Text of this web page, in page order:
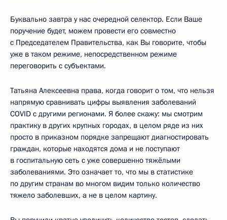
Буквально завтра у нас очередной селектор. Если Ваше
поручение будет, можем провести его совместно
с Председателем Правительства, как Вы говорите, чтобы
уже в таком режиме, непосредственном режиме
переговорить с субъектами.
Татьяна Алексеевна права, когда говорит о том, что нельзя
напрямую сравнивать цифры выявления заболеваний
COVID с другими регионами. Я более скажу: мы смотрим
практику в других крупных городах, в целом ряде из них
просто в приказном порядке запрещают диагностировать
граждан, которые находятся дома и не поступают
в госпитальную сеть с уже совершенно тяжёлыми
заболеваниями. Это означает то, что мы в статистике
по другим странам во многом видим только количество
тяжело заболевших, а не в целом картину.